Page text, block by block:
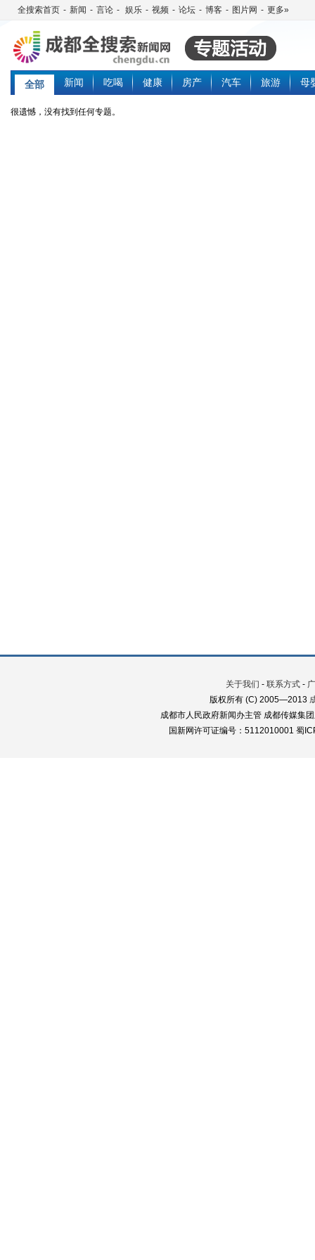
全搜索首页 - 新闻 - 言论 - 娱乐 - 视频 - 论坛 - 博客 - 图片网 - 更多»
全部 新闻 吃喝 健康 房产 汽车 旅游 母
很遗憾，没有找到任何专题。
关于我们 - 联系方式 -
版权所有 (C) 2005—2013
成都市人民政府新闻办主管 成都传媒集
国新网许可证编号：5112010001 蜀